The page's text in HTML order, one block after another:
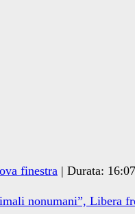
finestra | Durata: 16:07
nonumani”, Libera